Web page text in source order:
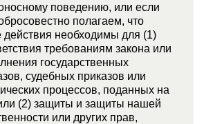
поведению, или если
полагаем, что
действия необходимы для (1)
требованиям закона или
государственных
судебных приказов или
процессов, поданных на
(2) защиты и защиты нашей
или других прав,